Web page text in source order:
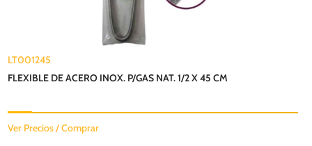
LT001245
FLEXIBLE DE ACERO INOX. P/GAS NAT. 1/2 X 45 CM
Ver Precios / Comprar